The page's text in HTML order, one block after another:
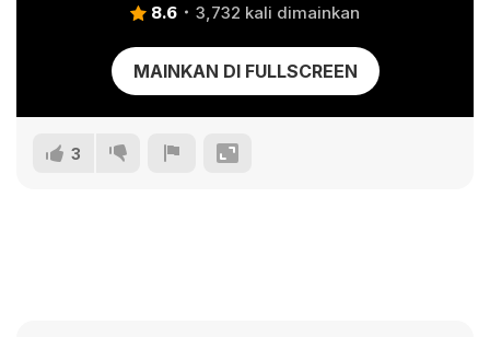
8.6 3,732 kali dimainkan
MAINKAN DI FULLSCREEN
3